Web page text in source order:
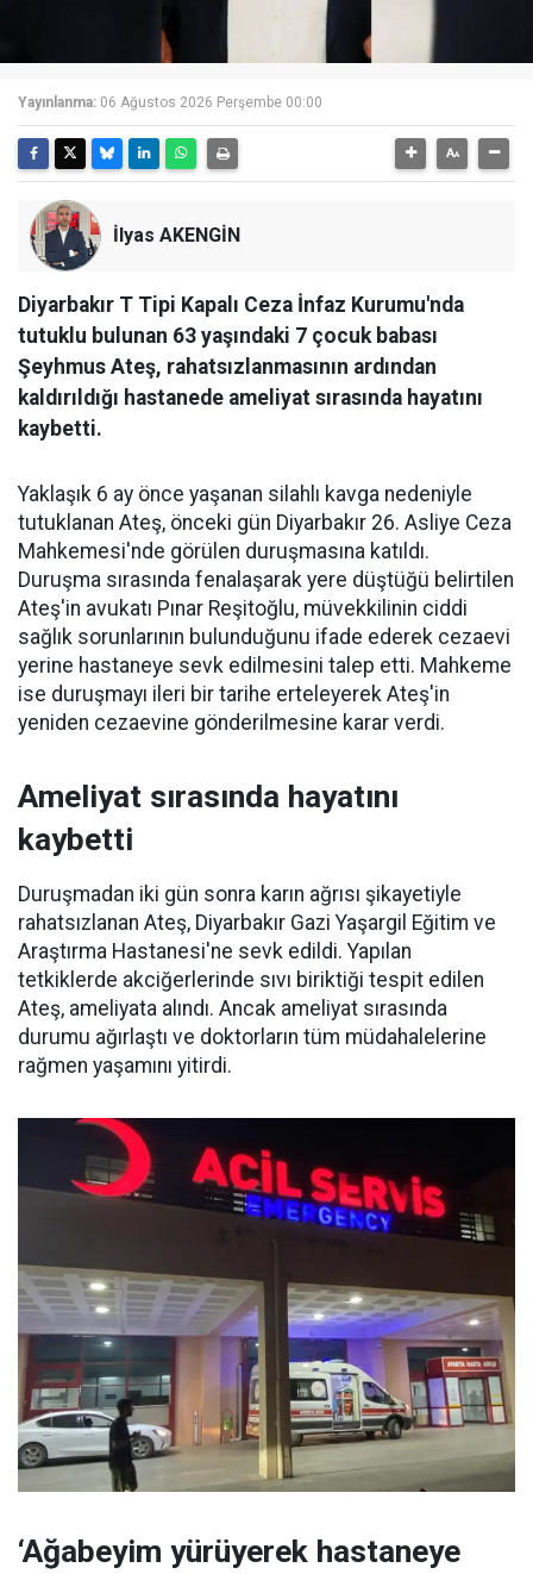
Yayınlanma: 06 Ağustos 2026 Perşembe 00:00
İlyas AKENGİN
Diyarbakır T Tipi Kapalı Ceza İnfaz Kurumu'nda
tutuklu bulunan 63 yaşındaki 7 çocuk babası
Şeyhmus Ateş, rahatsızlanmasının ardından
kaldırıldığı hastanede ameliyat sırasında hayatını
kaybetti.
Yaklaşık 6 ay önce yaşanan silahlı kavga nedeniyle
tutuklanan Ateş, önceki gün Diyarbakır 26. Asliye Ceza
Mahkemesi'nde görülen duruşmasına katıldı.
Duruşma sırasında fenalaşarak yere düştüğü belirtilen
Ateş'in avukatı Pınar Reşitoğlu, müvekkilinin ciddi
sağlık sorunlarının bulunduğunu ifade ederek cezaevi
yerine hastaneye sevk edilmesini talep etti. Mahkeme
ise duruşmayı ileri bir tarihe erteleyerek Ateş'in
yeniden cezaevine gönderilmesine karar verdi.
Ameliyat sırasında hayatını
kaybetti
Duruşmadan iki gün sonra karın ağrısı şikayetiyle
rahatsızlanan Ateş, Diyarbakır Gazi Yaşargil Eğitim ve
Araştırma Hastanesi'ne sevk edildi. Yapılan
tetkiklerde akciğerlerinde sıvı biriktiği tespit edilen
Ateş, ameliyata alındı. Ancak ameliyat sırasında
durumu ağırlaştı ve doktorların tüm müdahalelerine
rağmen yaşamını yitirdi.
‘Ağabeyim yürüyerek hastaneye